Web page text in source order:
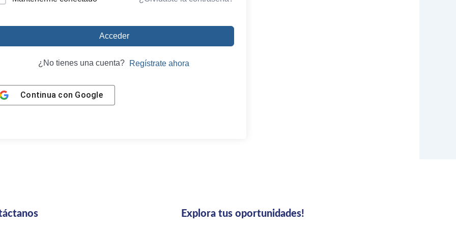
Acceder
¿No tienes una cuenta? Regístrate ahora
Continua con Google
Explora tus oportunidades!